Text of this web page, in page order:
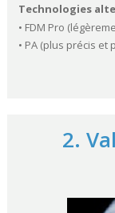
Technologies
• FDM Pro
• PA (plus précis et
2.